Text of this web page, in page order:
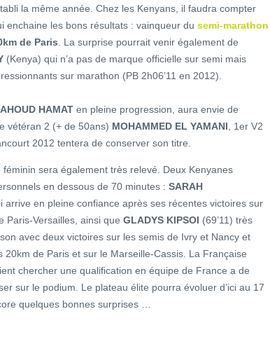
la même année. Chez les Kenyans, il faudra compter
enchaine les bons résultats : vainqueur du semi-marathon
de Paris . La surprise pourrait venir également de
(Kenya) qui n’a pas de marque officielle sur semi mais
sur marathon (PB 2h06’11 en 2012).
HAMAT en pleine progression, aura envie de
vétéran 2 (+ de 50ans) MOHAMMED EL YAMANI , 1er V2
2012 tentera de conserver son titre.
sera également très relevé. Deux Kenyanes
en dessous de 70 minutes : SARAH
arrive en pleine confiance après ses récentes victoires sur
Paris-Versailles, ainsi que GLADYS KIPSOI (69’11) très
avec deux victoires sur les semis de Ivry et Nancy et
20km de Paris et sur le Marseille-Cassis. La Française
chercher une qualification en équipe de France a de
sur le podium. Le plateau élite pourra évoluer d’ici au 17
quelques bonnes surprises …